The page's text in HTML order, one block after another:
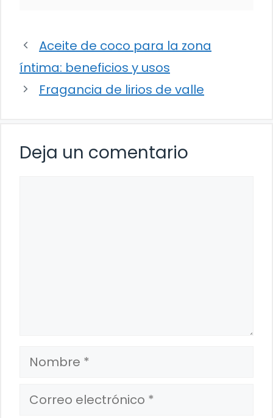
Aceite de coco para la zona
íntima: beneficios y usos
Fragancia de lirios de valle
Deja un comentario
Nombre
Correo
electrónico